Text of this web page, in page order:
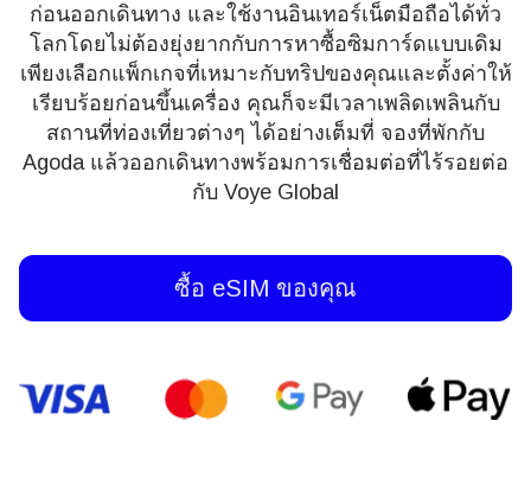
ก่อนออกเดินทาง และใช้งานอินเทอร์เน็ตมือถือได้ทั่ว
โลกโดยไม่ต้องยุ่งยากกับการหาซื้อซิมการ์ดแบบเดิม
เพียงเลือกแพ็กเกจที่เหมาะกับทริปของคุณและตั้งค่าให้
เรียบร้อยก่อนขึ้นเครื่อง คุณก็จะมีเวลาเพลิดเพลินกับ
สถานที่ท่องเที่ยวต่างๆ ได้อย่างเต็มที่ จองที่พักกับ
Agoda แล้วออกเดินทางพร้อมการเชื่อมต่อที่ไร้รอยต่อ
กับ Voye Global
ซื้อ eSIM ของคุณ